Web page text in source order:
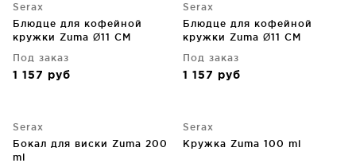
Serax
Блюдце для кофейной
кружки Zuma Ø11 CM
Под заказ
1 157 руб
Serax
Блюдце для кофейной
кружки Zuma Ø11 CM
Под заказ
1 157 руб
Serax
Бокал для виски Zuma 200
ml
Serax
Кружка Zuma 100 ml